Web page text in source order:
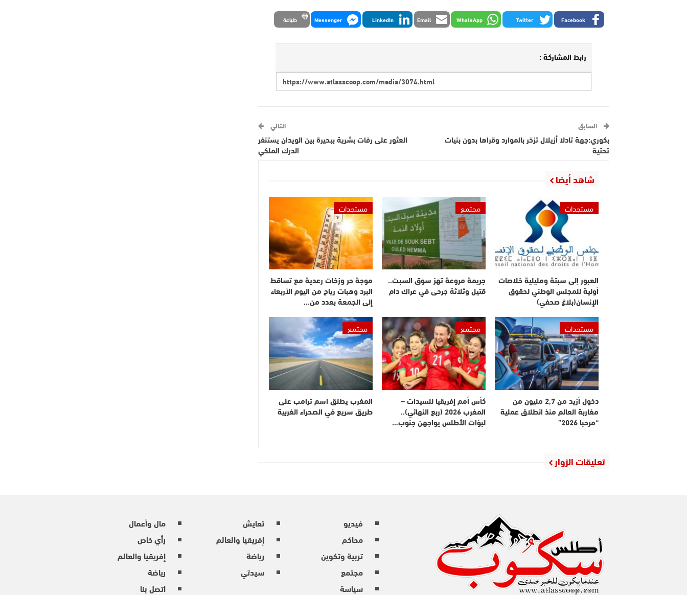
Facebook
Twitter
WhatsApp
Email
LinkedIn
Messenger طباعة
رابط المشاركة :
السابق
بكوري:جهة تادلا أزيلال تزخر بالموارد وقراها بدون بنيات
تحتية
التالي
العثور على رفات بشرية ببحيرة بين الويدان يستنفر
الدرك الملكي
شاهد أيضا
مستجدات
العبور إلى سبتة ومليلية خلاصات
أولية للمجلس الوطني لحقوق
الإنسان(بلاغ صحفي)
مجتمع
جريمة مروعة تهز سوق السبت..
قتيل وثلاثة جرحى في عراك دام
مستجدات
موجة حر وزخات رعدية مع تساقط
البرد وهبات رياح من اليوم الأربعاء
إلى الجمعة بعدد من…
مستجدات
دخول أزيد من 2,7 مليون من
مغاربة العالم منذ انطلاق عملية
“مرحبا 2026”
مجتمع
كأس أمم إفريقيا للسيدات –
المغرب 2026 (ربع النهائي)..
لبؤات الأطلس يواجهن جنوب…
مجتمع
المغرب يطلق اسم ترامب على
طريق سريع في الصحراء الغربية
تعليقات الزوار
فيديو
محاكم
تربية وتكوين
مجتمع
سياسة
تعايش
إفريقيا والعالم
رياضة
سيدتي
مال وأعمال
رأي خاص
إفريقيا والعالم
رياضة
اتصل بنا